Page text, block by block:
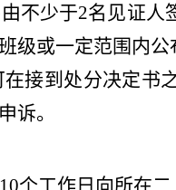
不少于2名见证人
级或一定范围内公
接到处分决定书
诉。
10个工作日向所在二